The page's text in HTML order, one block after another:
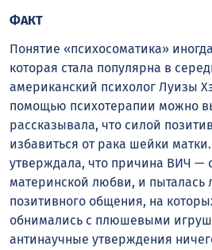
ФАКТ
Понятие «психосоматика»
которая стала популярна в
американский психолог Луизы
помощью психотерапии можно
рассказывала, что силой
избавиться от рака шейки
утверждала, что причина ВИЧ —
материнской любви, и пыталась
позитивного общения, на
обнимались с плюшевыми
антинаучные утверждения